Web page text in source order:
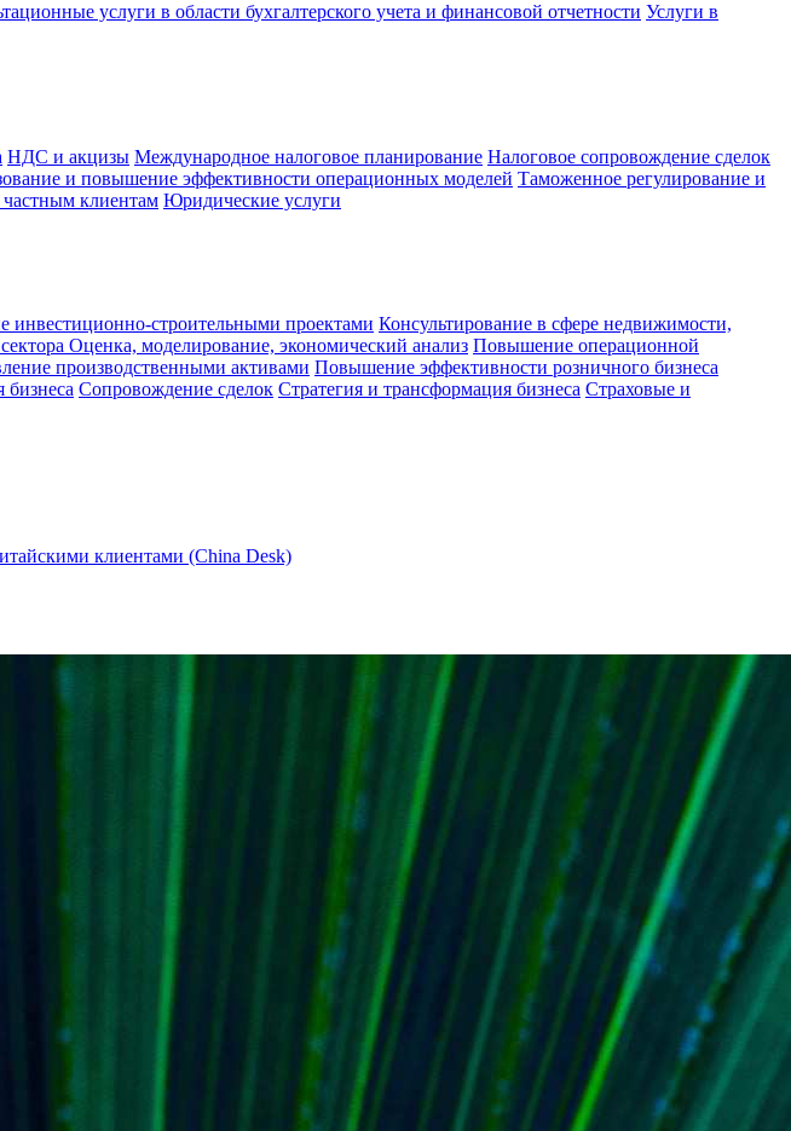
услуги в области бухгалтерского учета и финансовой отчетности Услуги в
НДС и акцизы Международное налоговое планирование Налоговое сопровождение сделок
и повышение эффективности операционных моделей Таможенное регулирование и
частным клиентам Юридические услуги
строительными проектами Консультирование в сфере недвижимости,
Оценка, моделирование, экономический анализ Повышение операционной
производственными активами Повышение эффективности розничного бизнеса
бизнеса Сопровождение сделок Стратегия и трансформация бизнеса Страховые и
клиентами (China Desk)